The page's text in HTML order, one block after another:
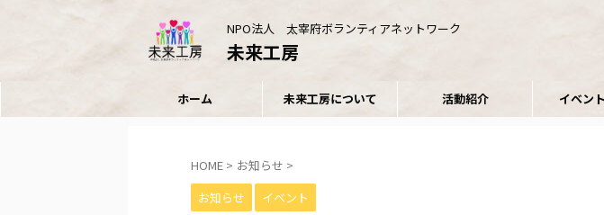
NPO法人 太宰府ボランティアネットワーク
未来工房
ホーム 未来工房について 活動紹介 イベン
HOME > お知らせ >
お知らせ
イベント